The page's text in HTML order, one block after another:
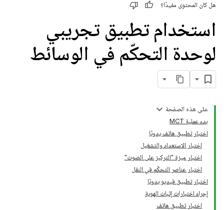
هل كان المحتوى مفيدًا؟
استخدام تطبيق تجريبي
لوحدة التحكّم في الوسائط
على هذه الصفحة
بدء عملية MCT
اختبار تطبيق هاتف يدويًا
اختبار الاستعداد والتشغيل
اختبار ميزة "التركيز على الصوت"
اختبار عناصر التحكّم في النقل
اختبار تطبيق فيديو يدويًا
إجراء اختبارات إثبات الهوية
اختبار تطبيق هاتف